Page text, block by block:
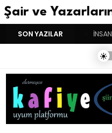
Şair ve
SON YAZILAR
BASARINDIR!